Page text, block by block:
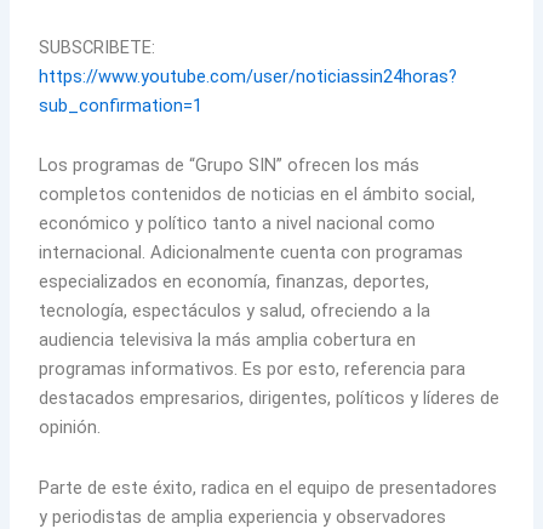
SUBSCRIBETE:
https://www.youtube.com/user/noticiassin24horas?
sub_confirmation=1
Los programas de “Grupo SIN” ofrecen los más
completos contenidos de noticias en el ámbito social,
económico y político tanto a nivel nacional como
internacional. Adicionalmente cuenta con programas
especializados en economía, finanzas, deportes,
tecnología, espectáculos y salud, ofreciendo a la
audiencia televisiva la más amplia cobertura en
programas informativos. Es por esto, referencia para
destacados empresarios, dirigentes, políticos y líderes de
opinión.
Parte de este éxito, radica en el equipo de presentadores
y periodistas de amplia experiencia y observadores